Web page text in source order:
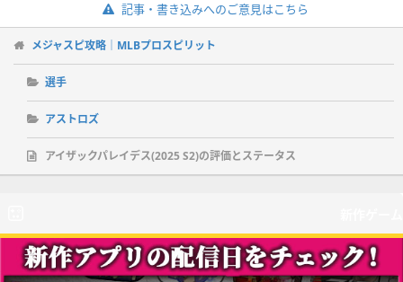
記事・書き込みへのご意見はこちら
メジャスピ攻略｜MLBプロスピリット
選手
アストロズ
アイザックパレイデス(2025 S2)の評価とステータス